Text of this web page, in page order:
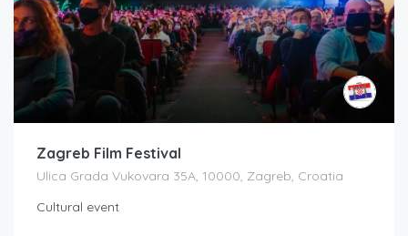
Zagreb Film Festival
Ulica Grada Vukovara 35A, 10000, Zagreb, Croatia
Cultural event